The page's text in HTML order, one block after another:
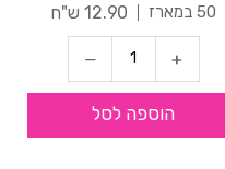
50 במארז
12.90 ש"ח
הוספה לסל